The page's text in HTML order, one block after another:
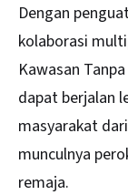
Dengan
kolaborasi
Kawasan
dapat berjalan
masyarakat
munculnya
remaja.